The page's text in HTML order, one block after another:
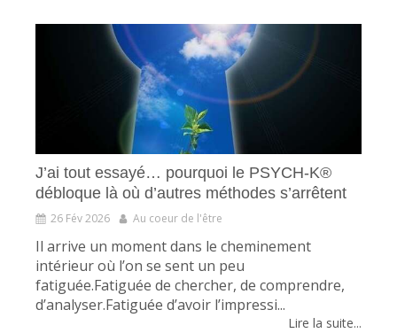
J’ai tout essayé… pourquoi le PSYCH-K®
débloque là où d’autres méthodes s’arrêtent
26 Fév 2026 Au coeur de l'être
Il arrive un moment dans le cheminement
intérieur où l’on se sent un peu
fatiguée.Fatiguée de chercher, de comprendre,
d’analyser.Fatiguée d’avoir l’impressi...
Lire la suite...